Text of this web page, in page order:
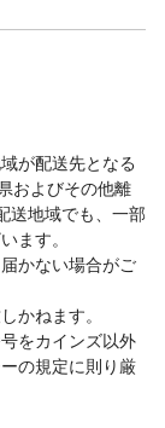
が配送先となる
およびその他離
送地域でも、一部
ます。
かない場合がご
かねます。
をカインズ以外
の規定に則り厳